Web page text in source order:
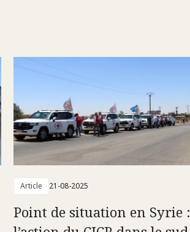
Article 21-08-2025
Point de situation en Syrie :